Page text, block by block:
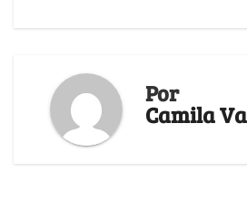
Por
Camila